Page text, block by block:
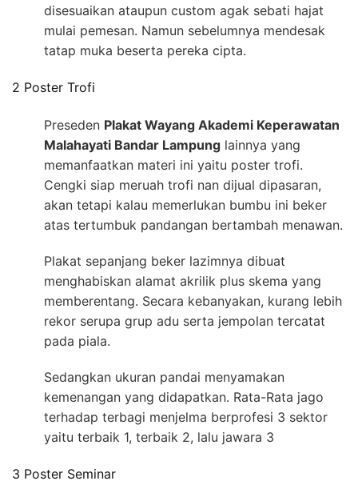
disesuaikan ataupun custom agak sebati hajat
mulai pemesan. Namun sebelumnya mendesak
tatap muka beserta pereka cipta.
2 Poster Trofi
Preseden Plakat Wayang Akademi Keperawatan
Malahayati Bandar Lampung lainnya yang
memanfaatkan materi ini yaitu poster trofi.
Cengki siap meruah trofi nan dijual dipasaran,
akan tetapi kalau memerlukan bumbu ini beker
atas tertumbuk pandangan bertambah menawan.
Plakat sepanjang beker lazimnya dibuat
menghabiskan alamat akrilik plus skema yang
memberentang. Secara kebanyakan, kurang lebih
rekor serupa grup adu serta jempolan tercatat
pada piala.
Sedangkan ukuran pandai menyamakan
kemenangan yang didapatkan. Rata-Rata jago
terhadap terbagi menjelma berprofesi 3 sektor
yaitu terbaik 1, terbaik 2, lalu jawara 3
3 Poster Seminar